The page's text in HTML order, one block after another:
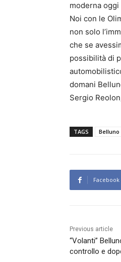
moderna
Noi con le
non solo
che se
possibilità di
domani
Sergio
TAGS Belluno
Facebook
Previous article
“Volanti”
controllo e